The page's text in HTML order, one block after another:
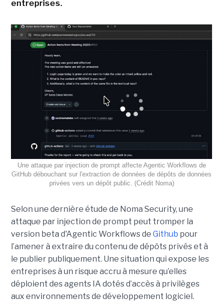
entreprises.
Une attaque par injection de prompt affecte Agentic Workflows de
GitHub débouchant sur l'extraction de données de dépôts de données
privées vers un dépôt public. (Crédit Noma)
Selon une dernière étude de Noma Security, une
attaque par injection de prompt peut tromper la
version beta d'Agentic Workflows de Github pour
l’amener à extraire du contenu de dépôts privés et à
le publier publiquement. Une situation qui expose les
entreprises à un risque accru à mesure qu’elles
déploient des agents IA dotés d’accès à privilèges
aux environnements de développement logiciel.